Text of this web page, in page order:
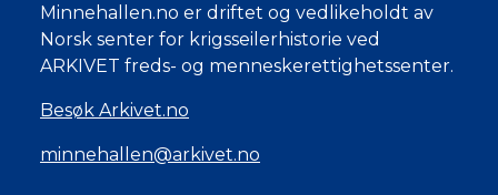
Minnehallen.no er driftet og vedlikeholdt av
Norsk senter for krigsseilerhistorie ved
ARKIVET freds- og menneskerettighetssenter.
Besøk Arkivet.no
minnehallen@arkivet.no